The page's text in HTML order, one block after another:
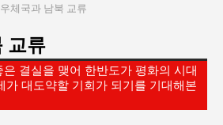
의 절박함과 ‘실무형 정치인’으로 생활정치 실
대, “현대전, 강한 군대도 약해질 수 있다”
원 작가, 생활문화상품 4종 판매
우체국과 남북 교류
교류
결실을 맺어 한반도가 평화의 시대
가 대도약할 기회가 되기를 기대해본